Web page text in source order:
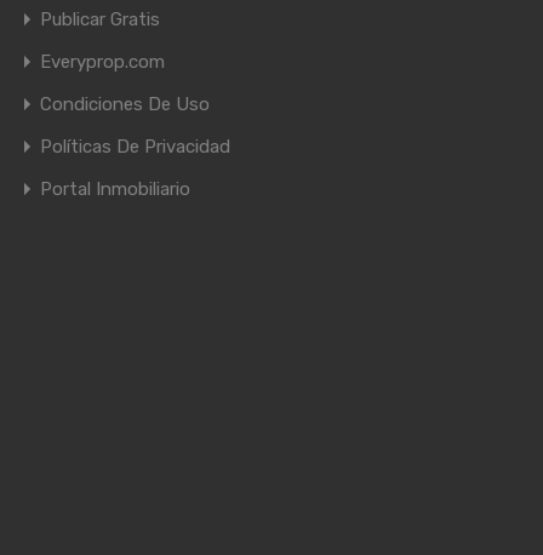
Publicar Gratis
Everyprop.com
Condiciones De Uso
Políticas De Privacidad
Portal Inmobiliario